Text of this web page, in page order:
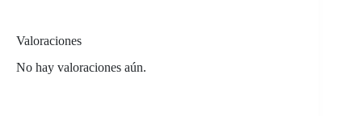
Valoraciones
No hay valoraciones aún.